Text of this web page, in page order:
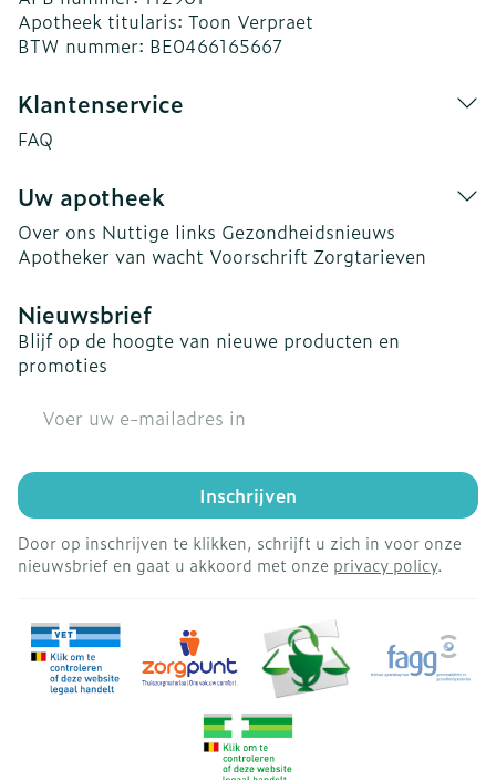
Apotheek titularis: Toon Verpraet
BTW nummer: BE0466165667
Klantenservice
FAQ
Uw apotheek
Over ons Nuttige links Gezondheidsnieuws
Apotheker van wacht Voorschrift Zorgtarieven
Nieuwsbrief
Blijf op de hoogte van nieuwe producten en
promoties
Inschrijven
Door op inschrijven te klikken, schrijft u zich in voor onze
nieuwsbrief en gaat u akkoord met onze privacy policy.